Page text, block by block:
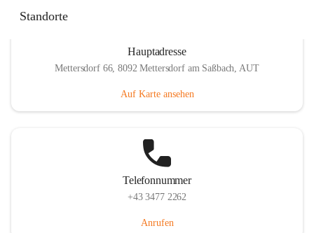
Standorte
Hauptadresse
Mettersdorf 66, 8092 Mettersdorf am Saßbach, AUT
Auf Karte ansehen
Telefonnummer
+43 3477 2262
Anrufen